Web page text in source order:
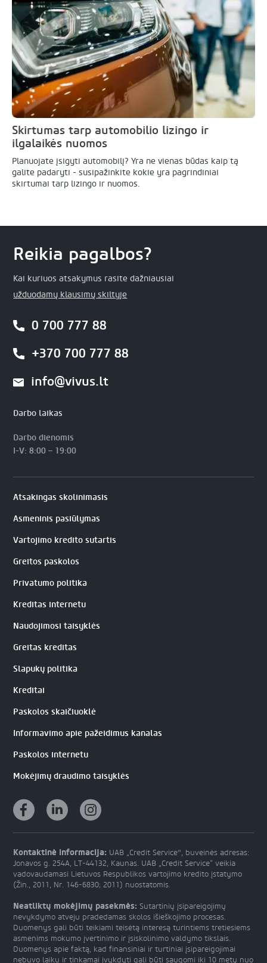
Skirtumas tarp automobilio lizingo ir
ilgalaikės nuomos
Planuojate įsigyti automobilį? Yra ne vienas būdas kaip tą
galite padaryti - susipažinkite kokie yra pagrindiniai
skirtumai tarp lizingo ir nuomos.
Reikia pagalbos?
Kai kuriuos atsakymus rasite dažniausiai
užduodamų klausimų skiltyje
0 700 777 88
+370 700 777 88
info@vivus.lt
Darbo laikas
Darbo dienomis
I-V: 8:00 – 19:00
Atsakingas skolinimasis
Asmeninis pasiūlymas
Vartojimo kredito sutartis
Greitos paskolos
Privatumo politika
Kreditas internetu
Naudojimosi taisyklės
Greitas kreditas
Slapukų politika
Kreditai
Paskolos skaičiuoklė
Informavimo apie pažeidimus kanalas
Paskolos internetu
Mokėjimų draudimo taisyklės
Kontaktinė informacija: UAB „Credit Service", buveinės adresas:
Jonavos g. 254A, LT-44132, Kaunas. UAB „Credit Service“ veikia
vadovaudamasi Lietuvos Respublikos vartojimo kredito įstatymo
(Žin., 2011, Nr. 146-6830; 2011) nuostatomis.
Neatliktų mokėjimų pasekmės: Sutartinių įsipareigojimų
nevykdymo atveju pradedamas skolos išieškojimo procesas.
Duomenys gali būti teikiami teisėtą interesą turintiems tretiesiems
asmenims mokumo įvertinimo ir įsiskolinimo valdymo tikslais.
Duomenys apie faktą, kad finansiniai ir turtiniai įsipareigojimai
nebuvo laiku ir tinkamai įvykdyti gali būti saugomi iki 10 metų nuo